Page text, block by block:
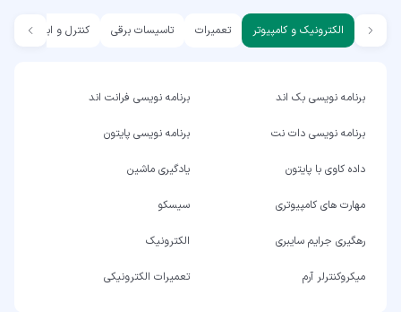
الکترونیک و کامپیوتر تعمیرات تاسیسات برقی کنترل و ابزار دقیق
برنامه نویسی بک اند برنامه نویسی فرانت اند
برنامه نویسی دات نت برنامه نویسی پایتون
داده کاوی با پایتون یادگیری ماشین
مهارت های کامپیوتری سیسکو
رهگیری جرایم سایبری الکترونیک
میکروکنترلر آرم تعمیرات الکترونیکی